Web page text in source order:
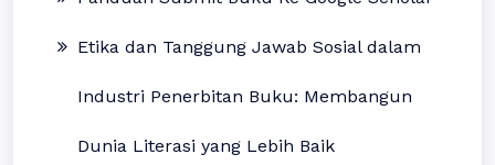
Etika dan Tanggung Jawab Sosial dalam
Industri Penerbitan Buku: Membangun
Dunia Literasi yang Lebih Baik